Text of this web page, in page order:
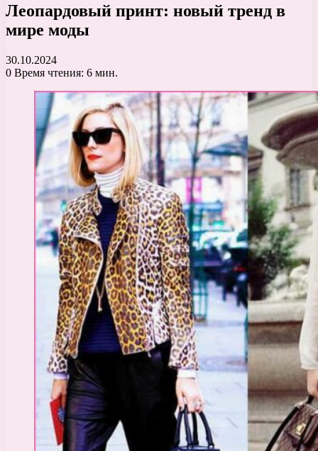
Леопардовый принт: новый тренд в
мире моды
30.10.2024
0 Время чтения: 6 мин.